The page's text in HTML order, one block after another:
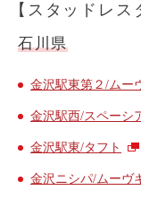
カリテコの魅力
BMW/MINI
名鉄ミューズポイント
快適カーシェアリン
【スタッドレス
石川県
金沢駅東第２/ムー
金沢駅西/スペーシ
金沢駅東/タフト
金沢ニシパ/ムーヴ